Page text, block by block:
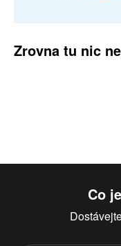
Zrovna tu nic
Co